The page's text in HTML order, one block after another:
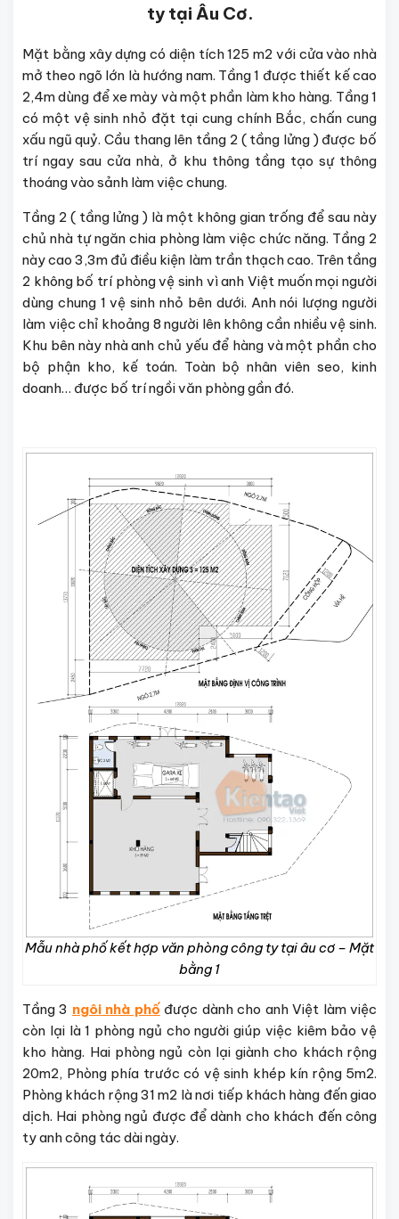
ty tại Âu Cơ.
Mặt bằng xây dựng có diện tích 125 m2 với cửa vào nhà
mở theo ngõ lớn là hướng nam. Tầng 1 được thiết kế cao
2,4m dùng để xe mày và một phần làm kho hàng. Tầng 1
có một vệ sinh nhỏ đặt tại cung chính Bắc, chấn cung
xấu ngũ quỷ. Cầu thang lên tầng 2 ( tầng lửng ) được bố
trí ngay sau cửa nhà, ở khu thông tầng tạo sự thông
thoáng vào sảnh làm việc chung.
Tầng 2 ( tầng lửng ) là một không gian trống để sau này
chủ nhà tự ngăn chia phòng làm việc chức năng. Tầng 2
này cao 3,3m đủ điều kiện làm trần thạch cao. Trên tầng
2 không bố trí phòng vệ sinh vì anh Việt muốn mọi người
dùng chung 1 vệ sinh nhỏ bên dưới. Anh nói lượng người
làm việc chỉ khoảng 8 người lên không cần nhiều vệ sinh.
Khu bên này nhà anh chủ yếu để hàng và một phần cho
bộ phận kho, kế toán. Toàn bộ nhân viên seo, kinh
doanh… được bố trí ngồi văn phòng gần đó.
Mẫu nhà phố kết hợp văn phòng công ty tại âu cơ – Mặt
bằng 1
Tầng 3 ngôi nhà phốđược dành cho anh Việt làm việc
còn lại là 1 phòng ngủ cho người giúp việc kiêm bảo vệ
kho hàng. Hai phòng ngủ còn lại giành cho khách rộng
20m2, Phòng phía trước có vệ sinh khép kín rộng 5m2.
Phòng khách rộng 31 m2 là nơi tiếp khách hàng đến giao
dịch. Hai phòng ngủ được để dành cho khách đến công
ty anh công tác dài ngày.